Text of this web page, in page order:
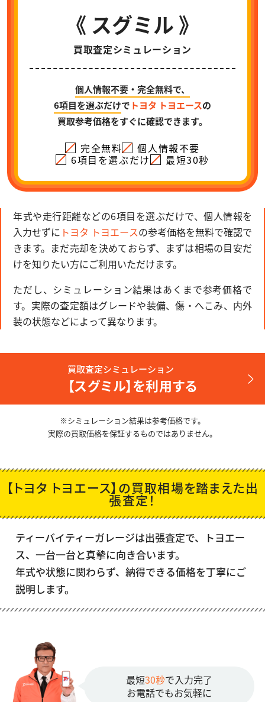
《 スグミル 》
買取査定シミュレーション
個人情報不要・完全無料で、
6項目を選ぶだけで トヨタ トヨエースの
買取参考価格をすぐに確認できます。
完全無料
個人情報不要
6項目を選ぶだけ
最短30秒
年式や走行距離などの6項目を選ぶだけで、個人情報を
入力せずに トヨタ トヨエースの参考価格を無料で確認で
きます。まだ売却を決めておらず、まずは相場の目安だ
けを知りたい方にご利用いただけます。
ただし、シミュレーション結果はあくまで参考価格で
す。実際の査定額はグレードや装備、傷・へこみ、内外
装の状態などによって異なります。
買取査定シミュレーション
【スグミル】を利用する
※シミュレーション結果は参考価格です。
実際の買取価格を保証するものではありません。
【トヨタ トヨエース】の買取相場を踏まえた出
張査定！
ティーバイティーガレージは出張査定で、
トヨエー
ス、一台一台と真摯に向き合います。
年式や状態に関わらず、納得できる価格を丁寧にご
説明します。
最短30秒で入力完了
お電話でもお気軽に